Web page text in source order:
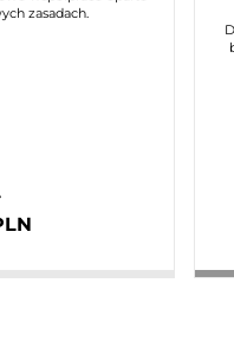
zasadach.